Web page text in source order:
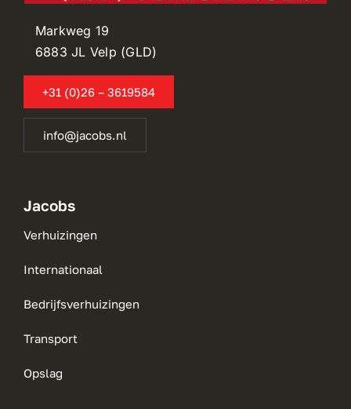
Markweg 19
6883 JL Velp (GLD)
+31 (0)26 – 3619584
info@jacobs.nl
Jacobs
Verhuizingen
Internationaal
Bedrijfsverhuizingen
Transport
Opslag